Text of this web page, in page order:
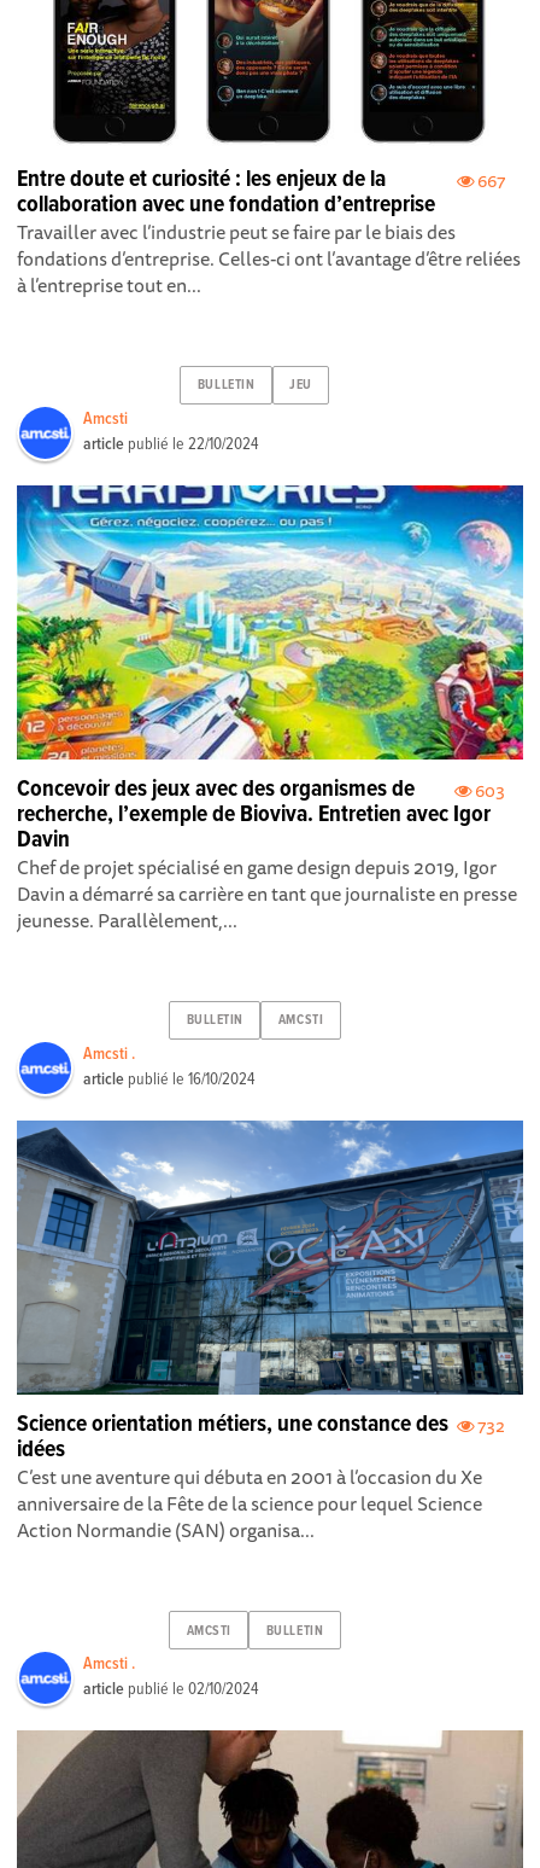
667
Entre doute et curiosité : les enjeux de la
collaboration avec une fondation d’entreprise
Travailler avec l’industrie peut se faire par le biais des
fondations d’entreprise. Celles-ci ont l’avantage d’être reliées
à l’entreprise tout en...
BULLETIN JEU
Amcsti
article publié le22/10/2024
603
Concevoir des jeux avec des organismes de
recherche, l’exemple de Bioviva. Entretien avec Igor
Davin
Chef de projet spécialisé en game design depuis 2019, Igor
Davin a démarré sa carrière en tant que journaliste en presse
jeunesse. Parallèlement,...
BULLETIN AMCSTI
Amcsti .
article publié le16/10/2024
732
Science orientation métiers, une constance des
idées
C’est une aventure qui débuta en 2001 à l’occasion du Xe
anniversaire de la Fête de la science pour lequel Science
Action Normandie (SAN) organisa...
AMCSTI BULLETIN
Amcsti .
article publié le02/10/2024